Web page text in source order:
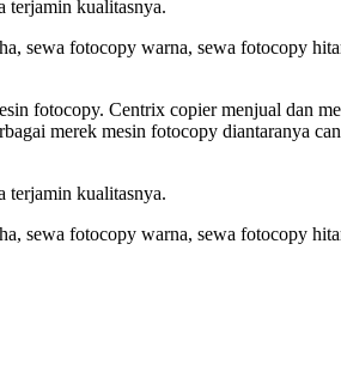
terjamin kualitasnya.
sewa fotocopy warna, sewa fotocopy
fotocopy. Centrix copier menjual dan
merek mesin fotocopy diantaranya
terjamin kualitasnya.
sewa fotocopy warna, sewa fotocopy